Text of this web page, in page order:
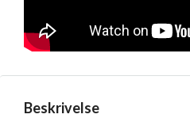
Beskrivelse